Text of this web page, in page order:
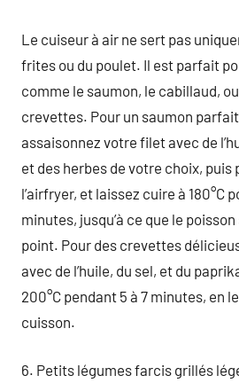
Le cuiseur à air ne sert pas
frites ou du poulet. Il est parfait
comme le saumon, le cabillaud,
crevettes. Pour un saumon
assaisonnez votre filet avec de
et des herbes de votre choix, puis
l’airfryer, et laissez cuire à 180°C
minutes, jusqu’à ce que le
point. Pour des crevettes
avec de l’huile, du sel, et du
200°C pendant 5 à 7 minutes, en
cuisson.
6. Petits légumes farcis grillés